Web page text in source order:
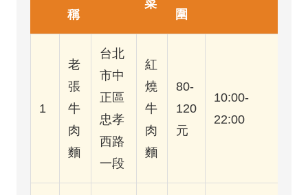
稱
菜
圍
1
老
張
牛
肉
麵
台北
市中
正區
忠孝
西路
一段
紅
燒
牛
肉
麵
80-
120
元
10:00-
22:00